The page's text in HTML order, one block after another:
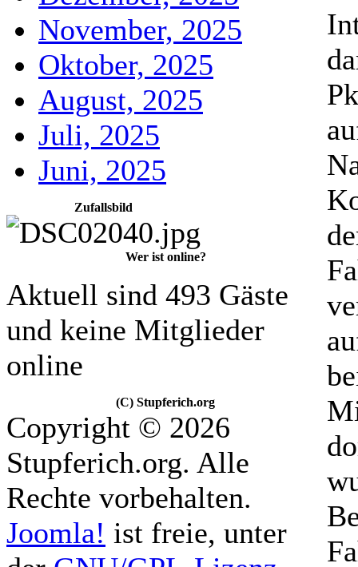
November, 2025
Oktober, 2025
August, 2025
Juli, 2025
Juni, 2025
Zufallsbild
Wer ist online?
Aktuell sind 493 Gäste
und keine Mitglieder
online
(C) Stupferich.org
Copyright © 2026
Stupferich.org. Alle
Rechte vorbehalten.
Joomla! ist freie, unter